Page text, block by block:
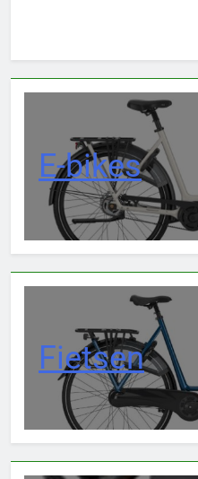
E-bikes
Fietsen